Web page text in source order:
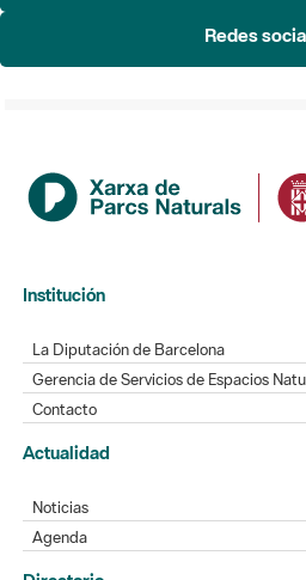
Redes
Institución
La Diputación de Barcelona
Gerencia de Servicios de Espacios
Contacto
Actualidad
Noticias
Agenda